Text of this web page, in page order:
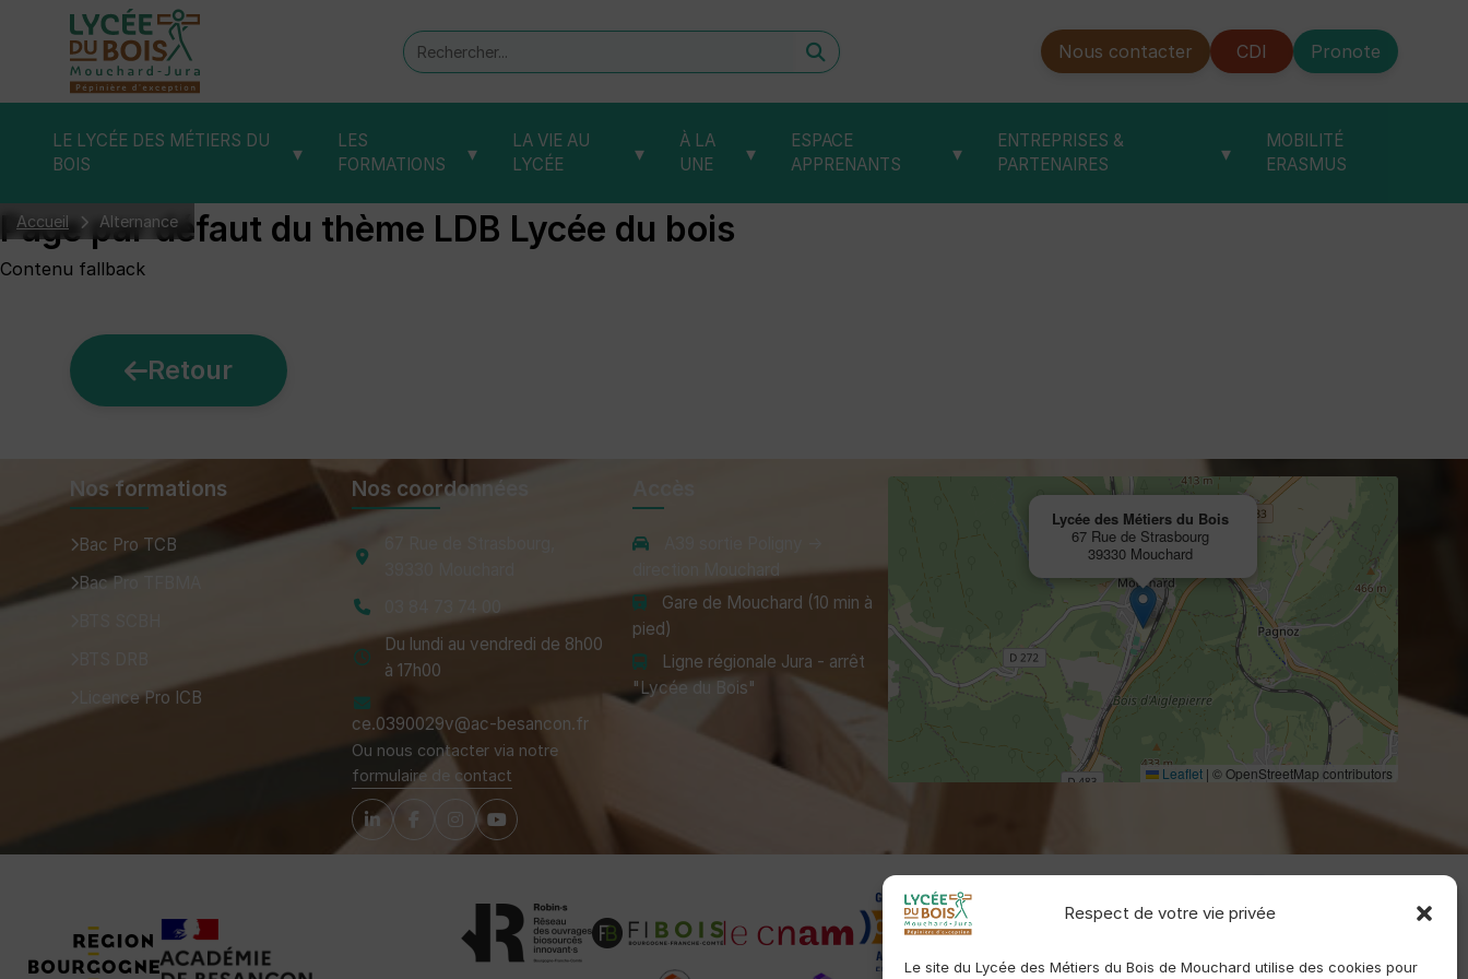
Respect de votre vie privée
Le site du Lycée des Métiers du Bois de Mouchard utilise des cookies pour
Rechercher
Nous contacter CDI Pronote
LE LYCÉE DES MÉTIERS DU
BOIS
▾
LES
FORMATIONS
▾
LA VIE AU
LYCÉE
▾
À LA
UNE
▾
ESPACE
APPRENANTS
▾
ENTREPRISES &
PARTENAIRES
▾
MOBILITÉ
ERASMUS
Accueil Alternance
Page par défaut du thème LDB Lycée du bois
Contenu fallback
Retour
Nos formations
Bac Pro TCB
Bac Pro TFBMA
Licence Pro ICB
Nos coordonnées
Du lundi au vendredi de 8h00
à 17h00
ce.0390029v@ac-besancon.fr
Ou nous contacter via notre
formulaire de contact
Gare de Mouchard (10 min à
pied)
Ligne régionale Jura - arrêt
"Lycée du Bois"
Lycée des Métiers du Bois
67 Rue de Strasbourg
39330 Mouchard
Leaflet | © OpenStreetMap contributors